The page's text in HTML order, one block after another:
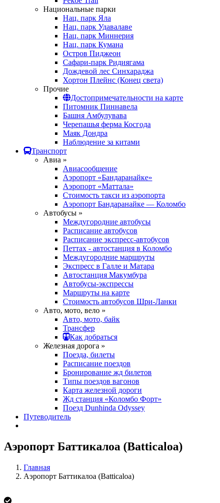
Национальные парки
Нац. парк Яла
Нац. парк Удавалаве
Нац. парк Миннерия
Нац. парк Кумана
Остров Пиджеон
Сафари-парк Ридиягама
Дождевой лес Синхараджа
Хортон Плейнс (Конец света)
Прочие
Достопримечательности на карте
Питомник Пиннавела
Башня Амбулувава
Черепашья ферма Косгода
Маяк Дондра
Наблюдение за китами
Транспорт
Авиа »
Авиасообщение
Аэропорт «Бандаранайке»
Аэропорт «Маттала»
Стоимость такси из аэропорта
Аэропорт Бандаранайке — Коломбо
Автобусы »
Междугородние автобусы
Расписание автобусов
Расписание экспресс-автобусов
Петтах - автостанция в Коломбо
Междугородние маршруты
Экспресс в Галле и Матара
Автостанция Макумбура
Автобусы-экспрессы
Маршруты на карте
Стоимость автобусов Шри-Ланки
Авто, мото, вело »
Авто, мото, байк
Трансфер
Как добраться
Железная дорога »
Поезда, билеты
Расписание поездов
Бронирование жд билетов
Типы поездов вагонов
Карта железной дороги
Жд станция «Коломбо Форт»
Поезд Dunhinda Odyssey
Путеводитель
Аэропорт Баттикалоа (Batticaloa)
Главная
Аэропорт Баттикалоа (Batticaloa)